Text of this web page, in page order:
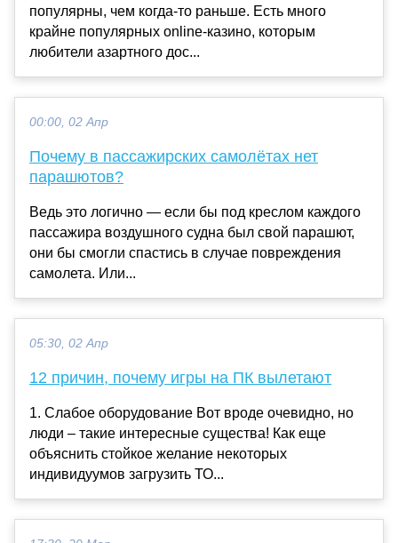
популярны, чем когда-то раньше. Есть много
крайне популярных online-казино, которым
любители азартного дос...
00:00, 02 Апр
Почему в пассажирских самолётах нет
парашютов?
Ведь это логично — если бы под креслом каждого
пассажира воздушного судна был свой парашют,
они бы смогли спастись в случае повреждения
самолета. Или...
05:30, 02 Апр
12 причин, почему игры на ПК вылетают
1. Слабое оборудование Вот вроде очевидно, но
люди – такие интересные существа! Как еще
объяснить стойкое желание некоторых
индивидуумов загрузить ТО...